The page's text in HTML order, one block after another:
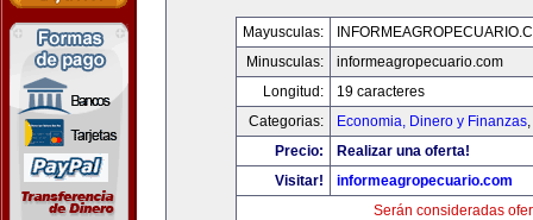
Mayusculas:
Minusculas:
informeagropecuario.com
Longitud:
19 caracteres
Categorias:
Economia, Dinero y Finanzas,
Precio:
Realizar una oferta!
Visitar!
informeagropecuario.com
Serán consideradas